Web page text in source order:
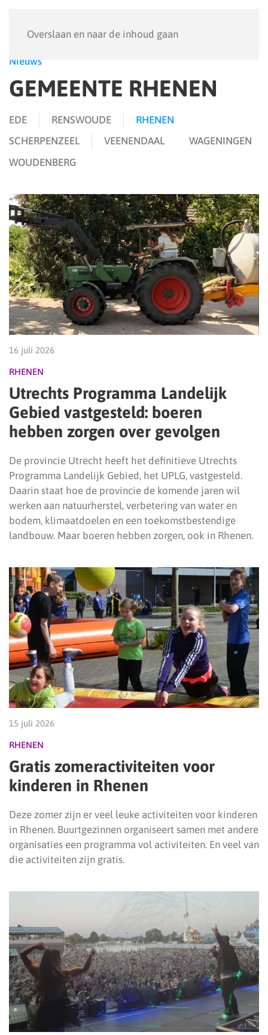
Overslaan en naar de inhoud gaan
Nieuws
GEMEENTE RHENEN
EDE RENSWOUDE
RHENEN
SCHERPENZEEL
VEENENDAAL
WAGENINGEN
WOUDENBERG
16 juli 2026
RHENEN
Utrechts Programma Landelijk
Gebied vastgesteld: boeren
hebben zorgen over gevolgen
De provincie Utrecht heeft het definitieve Utrechts
Programma Landelijk Gebied, het UPLG, vastgesteld.
Daarin staat hoe de provincie de komende jaren wil
werken aan natuurherstel, verbetering van water en
bodem, klimaatdoelen en een toekomstbestendige
landbouw. Maar boeren hebben zorgen, ook in Rhenen.
15 juli 2026
RHENEN
Gratis zomeractiviteiten voor
kinderen in Rhenen
Deze zomer zijn er veel leuke activiteiten voor kinderen
in Rhenen. Buurtgezinnen organiseert samen met andere
organisaties een programma vol activiteiten. En veel van
die activiteiten zijn gratis.